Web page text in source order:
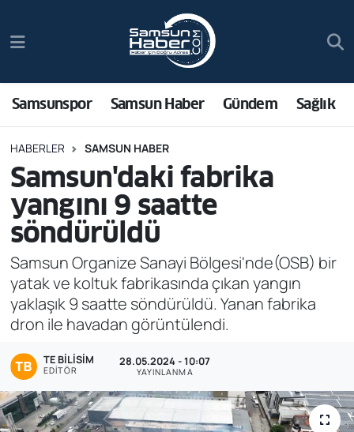
Samsunspor Samsun Haber Gündem Sağlık
HABERLER SAMSUN HABER
Samsun'daki fabrika
yangını 9 saatte
söndürüldü
Samsun Organize Sanayi Bölgesi'nde(OSB) bir
yatak ve koltuk fabrikasında çıkan yangın
yaklaşık 9 saatte söndürüldü. Yanan fabrika
dron ile havadan görüntülendi.
TE BILISIM
EDITÖR
28.05.2024 - 10:07
YAYINLANMA
Samsun Haber
Sağlık
Asayiş
Bilim ve Teknoloji
Bölge
Dünya
Gündem
Trafik Durumu
Süper Lig Puan Durumu ve Fikstür
Tüm Manşetler
Son Dakika Haberleri
Haber Arşivi